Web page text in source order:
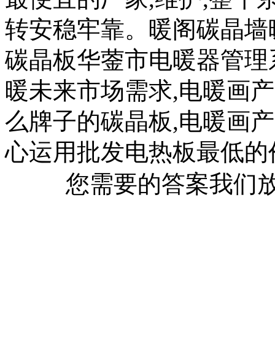
转安稳牢靠。暖阁碳晶
碳晶板华蓥市电暖器管
暖未来市场需求,电暖画
么牌子的碳晶板,电暖画
心运用批发电热板最低
您需要的答案我们